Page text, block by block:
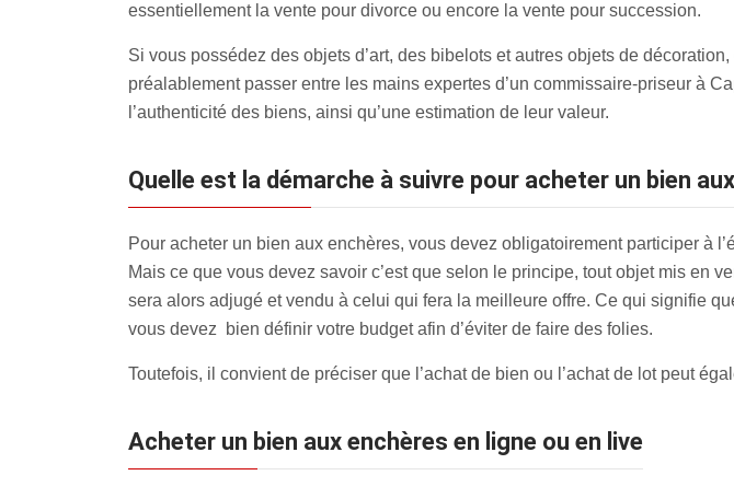
essentiellement la vente pour divorce ou encore la vente pour succession.
Si vous possédez des objets d’art, des bibelots et autres objets de
préalablement passer entre les mains expertes d’un commissaire-priseur à
l’authenticité des biens, ainsi qu’une estimation de leur valeur.
Quelle est la démarche à suivre pour acheter un bien
Pour acheter un bien aux enchères, vous devez obligatoirement participer à
Mais ce que vous devez savoir c’est que selon le principe, tout objet mis en
sera alors adjugé et vendu à celui qui fera la meilleure offre. Ce qui signifie
vous devez bien définir votre budget afin d’éviter de faire des folies.
Toutefois, il convient de préciser que l’achat de bien ou l’achat de lot peut
Acheter un bien aux enchères en ligne ou en live